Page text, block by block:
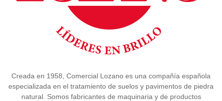
Creada en 1958, Comercial Lozano es una compañía española
especializada en el tratamiento de suelos y pavimentos de piedra
natural. Somos fabricantes de maquinaria y de productos